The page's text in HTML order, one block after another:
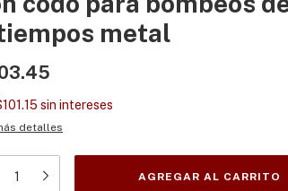
metal
sin intereses
detalles